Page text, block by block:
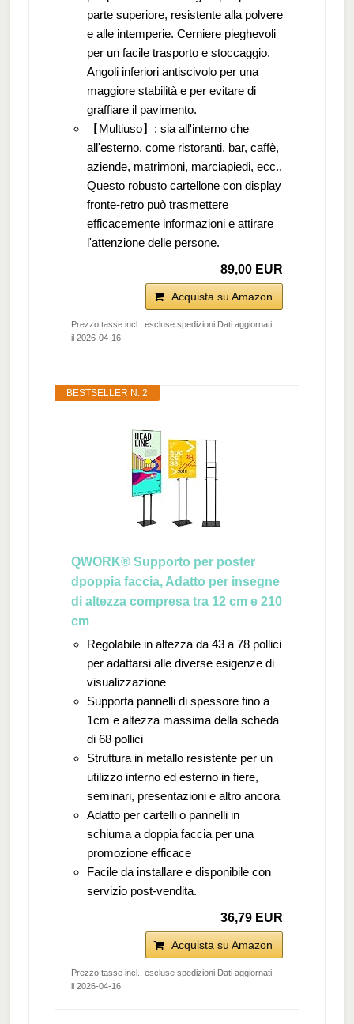
parte superiore, resistente alla polvere
e alle intemperie. Cerniere pieghevoli
per un facile trasporto e stoccaggio.
Angoli inferiori antiscivolo per una
maggiore stabilità e per evitare di
graffiare il pavimento.
【Multiuso】: sia all'interno che
all'esterno, come ristoranti, bar, caffè,
aziende, matrimoni, marciapiedi, ecc.,
Questo robusto cartellone con display
fronte-retro può trasmettere
efficacemente informazioni e attirare
l'attenzione delle persone.
89,00 EUR
Acquista su Amazon
Prezzo tasse incl., escluse spedizioni Dati aggiornati
il 2026-04-16
BESTSELLER N. 2
QWORK® Supporto per poster
dpoppia faccia, Adatto per insegne
di altezza compresa tra 12 cm e 210
cm
Regolabile in altezza da 43 a 78 pollici
per adattarsi alle diverse esigenze di
visualizzazione
Supporta pannelli di spessore fino a
1cm e altezza massima della scheda
di 68 pollici
Struttura in metallo resistente per un
utilizzo interno ed esterno in fiere,
seminari, presentazioni e altro ancora
Adatto per cartelli o pannelli in
schiuma a doppia faccia per una
promozione efficace
Facile da installare e disponibile con
servizio post-vendita.
36,79 EUR
Acquista su Amazon
Prezzo tasse incl., escluse spedizioni Dati aggiornati
il 2026-04-16